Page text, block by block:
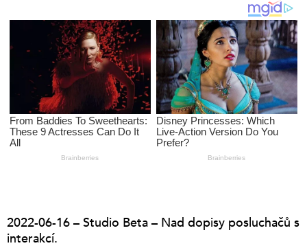
2022-06-16 – Studio Beta – Nad dopisy posluchačů s
interakcí.